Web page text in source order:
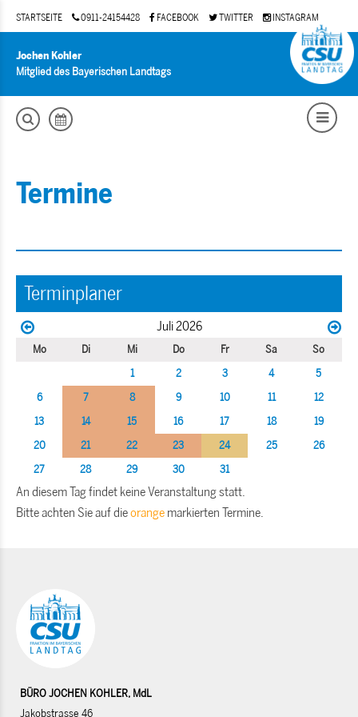
STARTSEITE 0911-24154428 FACEBOOK TWITTER INSTAGRAM
Jochen Kohler
Mitglied des Bayerischen Landtags
Termine
Terminplaner
Juli 2026
Mo Di Mi Do Fr Sa
So
1
2 3 4
5
6
7 8 9 10 11
12
13
14 15 16 17 18
19
20
21 22 23 24 25
26
27
28 29 30 31
An diesem Tag findet keine Veranstaltung statt.
Bitte achten Sie auf dieorange markierten Termine.
BÜRO JOCHEN KOHLER, MdL
Jakobstrasse 46